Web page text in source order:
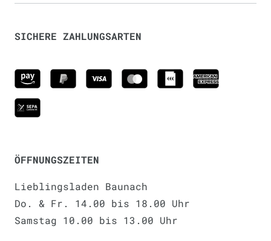
SICHERE ZAHLUNGSARTEN
ÖFFNUNGSZEITEN
Lieblingsladen Baunach
Do. & Fr. 14.00 bis 18.00 Uhr
Samstag 10.00 bis 13.00 Uhr